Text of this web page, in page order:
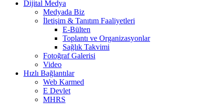
Dijital Medya
Medyada Biz
İletişim & Tanıtım Faaliyetleri
E-Bülten
Toplantı ve Organizasyonlar
Sağlık Takvimi
Fotoğraf Galerisi
Video
Hızlı Bağlantılar
Web Karmed
E Devlet
MHRS